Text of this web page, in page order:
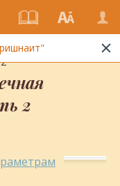
»Книги
» Джайва-
2